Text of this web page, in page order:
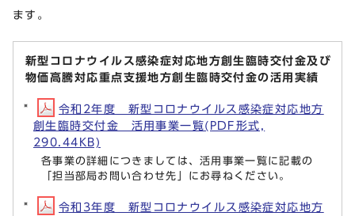
ます。
新型コロナウイルス感染症対応地方創生臨時交付金及び
物価高騰対応重点支援地方創生臨時交付金の活用実績
令和2年度 新型コロナウイルス感染症対応地方
創生臨時交付金 活用事業一覧(PDF形式,
290.44KB)
各事業の詳細につきましては、活用事業一覧に記載の
「担当部局お問い合わせ先」にお尋ねください。
令和3年度 新型コロナウイルス感染症対応地方